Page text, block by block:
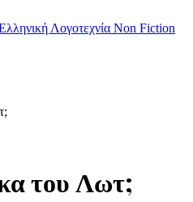
Λογοτεχνία Non Fiction
του Λωτ;